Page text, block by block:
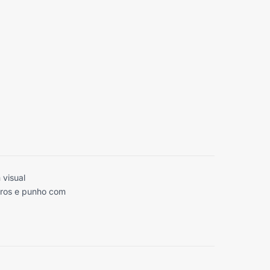
visual
e punho com